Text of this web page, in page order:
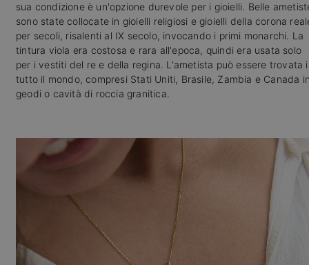
sua condizione è un'opzione durevole per i gioielli. Belle
sono state collocate in gioielli religiosi e gioielli della corona
per secoli, risalenti al IX secolo, invocando i primi monarchi. La
tintura viola era costosa e rara all'epoca, quindi era usata solo
per i vestiti del re e della regina. L'ametista può essere trovata
tutto il mondo, compresi Stati Uniti, Brasile, Zambia e Canada
geodi o cavità di roccia granitica.